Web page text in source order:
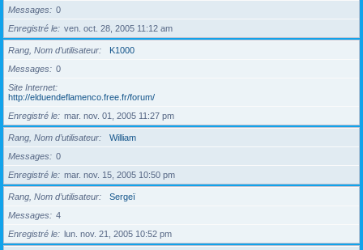
Messages
0
Enregistré le
ven. oct. 28, 2005 11:12 am
Rang, Nom d’utilisateur
K1000
Messages
0
Site Internet
http://elduendeflamenco.free.fr/forum/
Enregistré le
mar. nov. 01, 2005 11:27 pm
Rang, Nom d’utilisateur
William
Messages
0
Enregistré le
mar. nov. 15, 2005 10:50 pm
Rang, Nom d’utilisateur
Sergeï
Messages
4
Enregistré le
lun. nov. 21, 2005 10:52 pm